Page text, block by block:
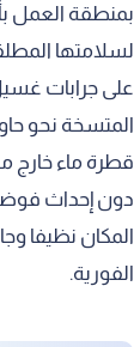
بمنطقة العمل
لسلامتها
على جرابات
المتسخة نحو
قطرة ماء خارج
دون إحداث
المكان نظيفا
الفورية.